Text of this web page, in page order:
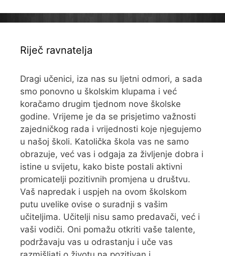
Riječ ravnatelja
Dragi učenici, iza nas su ljetni odmori, a sada
smo ponovno u školskim klupama i već
koračamo drugim tjednom nove školske
godine. Vrijeme je da se prisjetimo važnosti
zajedničkog rada i vrijednosti koje njegujemo
u našoj školi. Katolička škola vas ne samo
obrazuje, već vas i odgaja za življenje dobra i
istine u svijetu, kako biste postali aktivni
promicatelji pozitivnih promjena u društvu.
Vaš napredak i uspjeh na ovom školskom
putu uvelike ovise o suradnji s vašim
učiteljima. Učitelji nisu samo predavači, već i
vaši vodiči. Oni pomažu otkriti vaše talente,
podržavaju vas u odrastanju i uče vas